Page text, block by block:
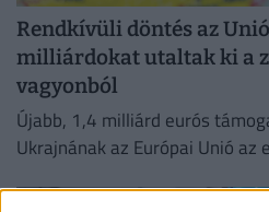
Rendkívüli döntés az
milliárdokat utaltak ki a
vagyonból
Újabb, 1,4 milliárd eurós
Ukrajnának az Európai Unió